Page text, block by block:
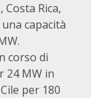
Rica,
capacità
corso di
24 MW in
per 180